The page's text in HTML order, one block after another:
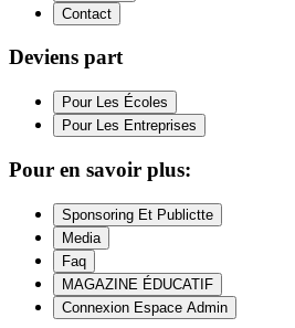
Contact
Deviens part
Pour Les Écoles
Pour Les Entreprises
Pour en savoir plus:
Sponsoring Et Publictte
Media
Faq
MAGAZINE ÉDUCATIF
Connexion Espace Admin